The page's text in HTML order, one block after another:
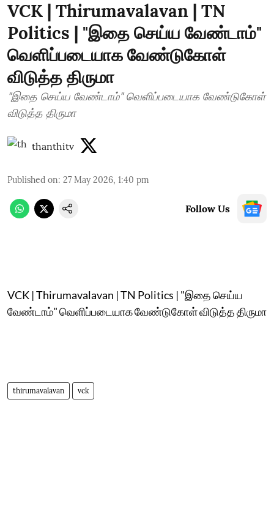
VCK | Thirumavalavan | TN
Politics | "இதை செய்ய வேண்டாம்"
வெளிப்படையாக வேண்டுகோள்
விடுத்த திருமா
"இதை செய்ய வேண்டாம்" வெளிப்படையாக வேண்டுகோள்
விடுத்த திருமா
thanthitv
Published on: 27 May 2026, 1:40 pm
Follow Us
VCK | Thirumavalavan | TN Politics | "இதை செய்ய
வேண்டாம்" வெளிப்படையாக வேண்டுகோள் விடுத்த திருமா
thirumavalavan vck